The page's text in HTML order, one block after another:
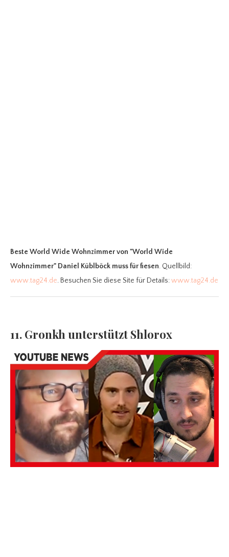
Beste World Wide Wohnzimmervon "World Wide
Wohnzimmer" Daniel Küblböck muss für fiesen. Quellbild:
www.tag24.de. Besuchen Sie diese Site für Details:www.tag24.de
11. Gronkh unterstützt Shlorox